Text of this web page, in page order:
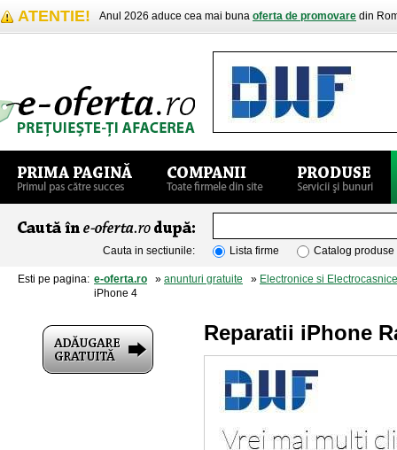
ATENTIE! Anul 2026 aduce cea mai buna oferta de promovare din
Cauta in sectiunile: Lista firme Catalog produse
Esti pe pagina: e-oferta.ro » anunturi gratuite » Electronice si Electrocasnice
iPhone 4
Reparatii iPhone